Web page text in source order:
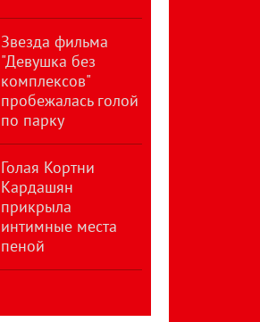
Звезда фильма
"Девушка без
комплексов"
пробежалась голой
по парку
Голая Кортни
Кардашян
прикрыла
интимные места
пеной